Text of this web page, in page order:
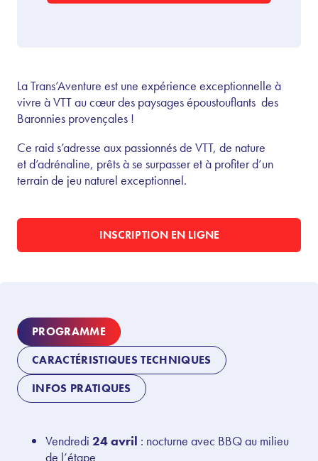
LaTrans’Aventure est une expérience exceptionnelle à
vivre à VTT au cœurdes paysages époustouflants des
Baronnies provençales !
Ce raids’adresse aux passionnésde VTT, de nature
etd’adrénaline, prêtsà se surpasseret à profiter d’un
terrain de jeu naturel exceptionnel.
INSCRIPTION EN LIGNE
PROGRAMME
CARACTÉRISTIQUES TECHNIQUES
INFOS PRATIQUES
Vendredi 24 avril : nocturne avec BBQ au milieu
de l’étape